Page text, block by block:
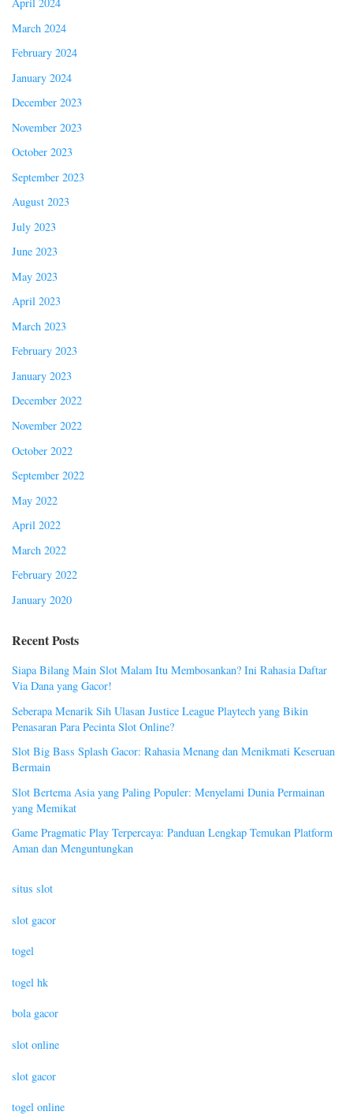
March 2024
February 2024
January 2024
December 2023
November 2023
October 2023
September 2023
August 2023
July 2023
June 2023
May 2023
April 2023
March 2023
February 2023
January 2023
December 2022
November 2022
October 2022
September 2022
May 2022
April 2022
March 2022
February 2022
January 2020
Recent Posts
Siapa Bilang Main Slot Malam Itu Membosankan? Ini Rahasia Daftar
Via Dana yang Gacor!
Seberapa Menarik Sih Ulasan Justice League Playtech yang Bikin
Penasaran Para Pecinta Slot Online?
Slot Big Bass Splash Gacor: Rahasia Menang dan Menikmati Keseruan
Bermain
Slot Bertema Asia yang Paling Populer: Menyelami Dunia Permainan
yang Memikat
Game Pragmatic Play Terpercaya: Panduan Lengkap Temukan Platform
Aman dan Menguntungkan
situs slot
slot gacor
togel
togel hk
bola gacor
slot online
slot gacor
togel online